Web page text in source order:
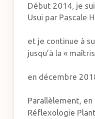
Début 2014, je
Usui par Pascale
et je continue à
jusqu’à la «
en décembre
Parallèlement,
Réflexologie